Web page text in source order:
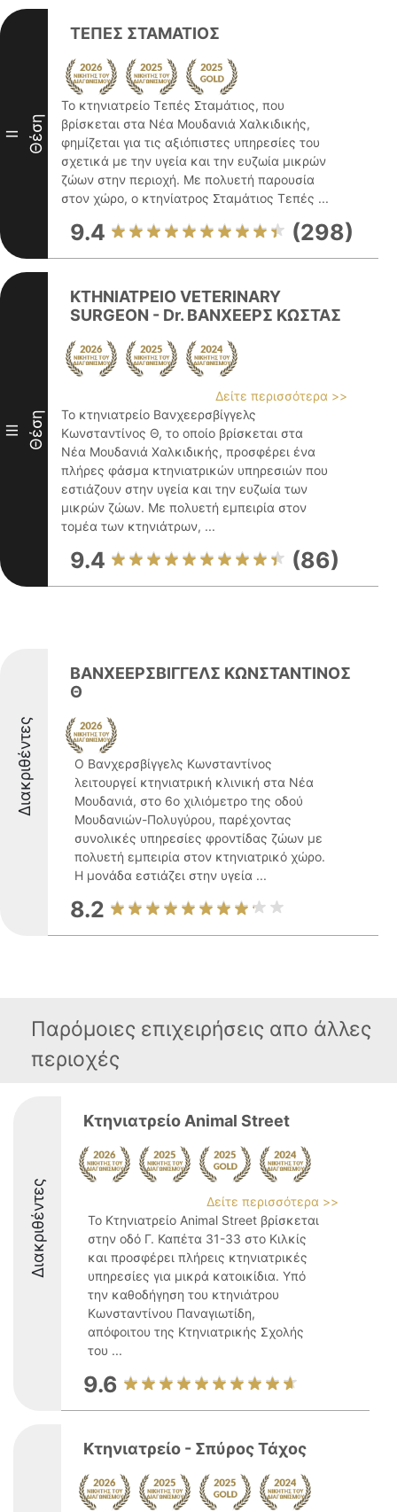
II Θέση
ΤΕΠΕΣ ΣΤΑΜΑΤΙΟΣ
Το κτηνιατρείο Τεπές Σταμάτιος, που
βρίσκεται στα Νέα Μουδανιά Χαλκιδικής,
φημίζεται για τις αξιόπιστες υπηρεσίες του
σχετικά με την υγεία και την ευζωία μικρών
ζώων στην περιοχή. Με πολυετή παρουσία
στον χώρο, ο κτηνίατρος Σταμάτιος Τεπές ...
9.4 (298)
III Θέση
ΚΤΗΝΙΑΤΡΕΙΟ VETERINARY
SURGEON - Dr. ΒΑΝΧΕΕΡΣ ΚΩΣΤΑΣ
Δείτε περισσότερα >>
Το κτηνιατρείο Βανχεερσβίγγελς
Κωνσταντίνος Θ, το οποίο βρίσκεται στα
Νέα Μουδανιά Χαλκιδικής, προσφέρει ένα
πλήρες φάσμα κτηνιατρικών υπηρεσιών που
εστιάζουν στην υγεία και την ευζωία των
μικρών ζώων. Με πολυετή εμπειρία στον
τομέα των κτηνιάτρων, ...
9.4 (86)
Διακριθέντες
ΒΑΝΧΕΕΡΣΒΙΓΓΕΛΣ ΚΩΝΣΤΑΝΤΙΝΟΣ
Θ
Ο Βανχερσβίγγελς Κωνσταντίνος
λειτουργεί κτηνιατρική κλινική στα Νέα
Μουδανιά, στο 6ο χιλιόμετρο της οδού
Μουδανιών-Πολυγύρου, παρέχοντας
συνολικές υπηρεσίες φροντίδας ζώων με
πολυετή εμπειρία στον κτηνιατρικό χώρο.
Η μονάδα εστιάζει στην υγεία ...
8.2
Παρόμοιες επιχειρήσεις απο άλλες
περιοχές
Διακριθέντες
Κτηνιατρείο Animal Street
Δείτε περισσότερα >>
Το Κτηνιατρείο Animal Street βρίσκεται
στην οδό Γ. Καπέτα 31-33 στο Κιλκίς
και προσφέρει πλήρεις κτηνιατρικές
υπηρεσίες για μικρά κατοικίδια. Υπό
την καθοδήγηση του κτηνιάτρου
Κωνσταντίνου Παναγιωτίδη,
απόφοιτου της Κτηνιατρικής Σχολής
του ...
9.6
Κτηνιατρείο - Σπύρος Τάχος